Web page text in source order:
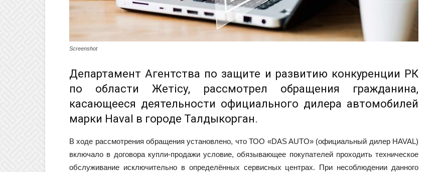
Screenshot
Департамент Агентства по защите и развитию конкуренции РК
по области Жетісу, рассмотрел обращения гражданина,
касающееся деятельности официального дилера автомобилей
марки Haval в городе Талдыкорган.
В ходе рассмотрения обращения установлено, что ТОО «DAS AUTO» (официальный дилер HAVAL)
включало в договора купли-продажи условие, обязывающее покупателей проходить техническое
обслуживание исключительно в определённых сервисных центрах. При несоблюдении данного